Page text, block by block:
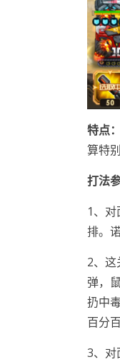
特点：
算特
打法
1、
排。
2、
弹，
扔中
百分
3、对